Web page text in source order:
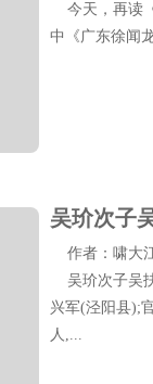
今天，再读
中《广东徐闻
吴玠次子
作者：啸大
吴玠次子吴
兴军(泾阳县);
人,...